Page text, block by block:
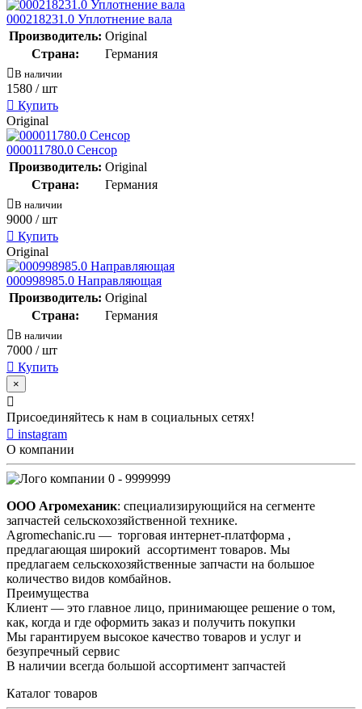
000218231.0 Уплотнение вала
Производитель: Original
Страна:
Германия
В наличии
1580 / шт
Купить
Original
000011780.0 Сенсор
Производитель: Original
Страна:
Германия
В наличии
9000 / шт
Купить
Original
000998985.0 Направляющая
Производитель: Original
Страна:
Германия
В наличии
7000 / шт
Купить
×
Присоединяйтесь к нам в социальных сетях!
instagram
О компании
0 - 9999999
ООО Агромеханик: специализирующийся на сегменте
запчастей сельскохозяйственной технике.
Agromechanic.ru — торговая интернет-платформа ,
предлагающая широкий ассортимент товаров. Мы
предлагаем сельскохозяйственные запчасти на большое
количество видов комбайнов.
Преимущества
Клиент — это главное лицо, принимающее решение о том,
как, когда и где оформить заказ и получить покупки
Мы гарантируем высокое качество товаров и услуг и
безупречный сервис
В наличии всегда большой ассортимент запчастей
Каталог товаров